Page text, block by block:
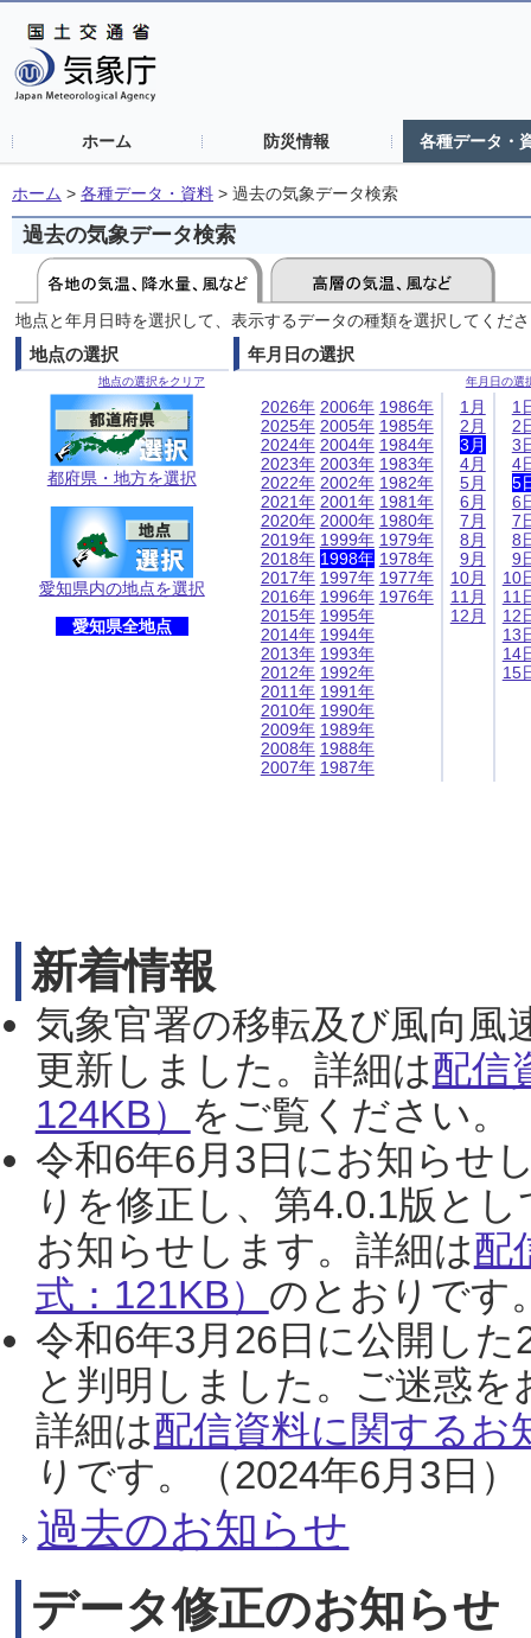
ホーム 防災情報 各種データ・
ホーム > 各種データ・資料 > 過去の気象データ検索
過去の気象データ検索
地点と年月日時を選択して、表示するデータの種類を選択してくだ
地点の選択
地点の選択をクリア
都府県・地方を選択
愛知県内の地点を選択
愛知県全地点
年月日の選択
年月日の選
2026年
2025年
2024年
2023年
2022年
2021年
2020年
2019年
2018年
2017年
2016年
2015年
2014年
2013年
2012年
2011年
2010年
2009年
2008年
2007年
2006年
2005年
2004年
2003年
2002年
2001年
2000年
1999年
1998年
1997年
1996年
1995年
1994年
1993年
1992年
1991年
1990年
1989年
1988年
1987年
1986年
1985年
1984年
1983年
1982年
1981年
1980年
1979年
1978年
1977年
1976年
1月
2月
3月
4月
5月
6月
7月
8月
9月
10月
11月
12月
1
2
3
4
5
6
7
8
9
10
11
12
13
14
15
新着情報
気象官署の移転及び風向風
更新しました。詳細は配信
124KB） をご覧ください。
令和6年6月3日にお知らせ
りを修正し、第4.0.1版と
お知らせします。詳細は配
式：121KB） のとおりです
令和6年3月26日に公開し
と判明しました。ご迷惑
詳細は配信資料に関するお
りです。（2024年6月3日）
過去のお知らせ
データ修正のお知らせ